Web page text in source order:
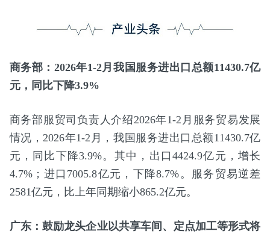
商务部：2026年1-2月我国服务进出口总额11430.7亿
元，同比下降3.9%
商务部服贸司负责人介绍2026年1-2月服务贸易发展
情况，2026年1-2月，我国服务进出口总额11430.7亿
元，同比下降3.9%。其中，出口4424.9亿元，增长
4.7%；进口7005.8亿元，下降8.7%。服务贸易逆差
2581亿元，比上年同期缩小865.2亿元。
广东：鼓励龙头企业以共享车间、定点加工等形式将